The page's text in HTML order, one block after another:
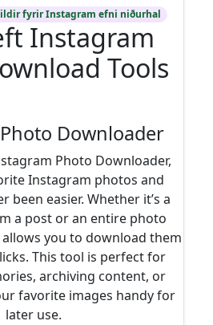
fyrir Instagram efni niðurhal
Instagram
Tools
Downloader
Photo Downloader,
Instagram photos and
been easier. Whether it’s a
a post or an entire photo
you to download them
This tool is perfect for
archiving content, or
favorite images handy for
later use.